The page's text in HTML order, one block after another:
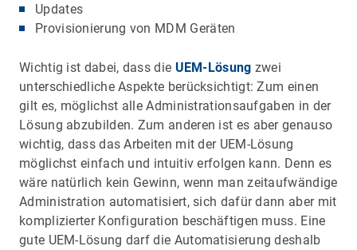
Updates
Provisionierung von MDM Geräten
Wichtig ist dabei, dass die UEM-Lösung zwei
unterschiedliche Aspekte berücksichtigt: Zum einen
gilt es, möglichst alle Administrationsaufgaben in der
Lösung abzubilden. Zum anderen ist es aber genauso
wichtig, dass das Arbeiten mit der UEM-Lösung
möglichst einfach und intuitiv erfolgen kann. Denn es
wäre natürlich kein Gewinn, wenn man zeitaufwändige
Administration automatisiert, sich dafür dann aber mit
komplizierter Konfiguration beschäftigen muss. Eine
gute UEM-Lösung darf die Automatisierung deshalb